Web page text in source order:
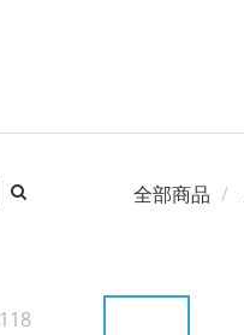
118
全部商品